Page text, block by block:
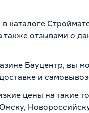
каталоге
отзывами о
Бауцентр, вы
доставке и
цены на такие